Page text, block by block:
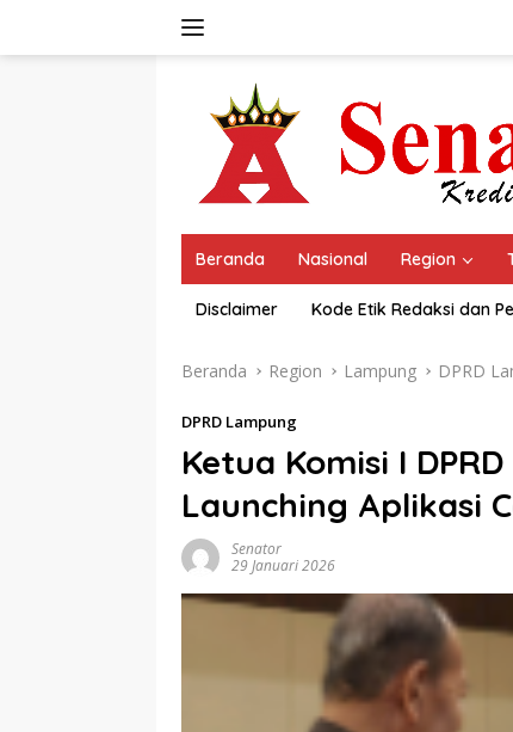
Beranda Nasional Region
Disclaimer Kode Etik Redaksi dan
Beranda Region Lampung DPRD
DPRD Lampung
Ketua Komisi I
Launching Aplikasi
Senator
29 Januari 2026